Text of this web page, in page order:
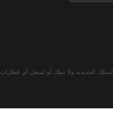
فيينا إلى سالزبورغ
الحديدية ولا تملك أو تُشغل أي قطارات.